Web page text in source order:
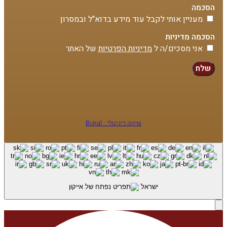
הסכמה
מעניין אותי לקבל עוד מידע בדוא"ל ובמסרון
הסכמה מדיניות
אני מסכים/ה למדיניות הפרטיותשל האתר
שלח
שיווק דיגיטלי - Bviral
ישראל